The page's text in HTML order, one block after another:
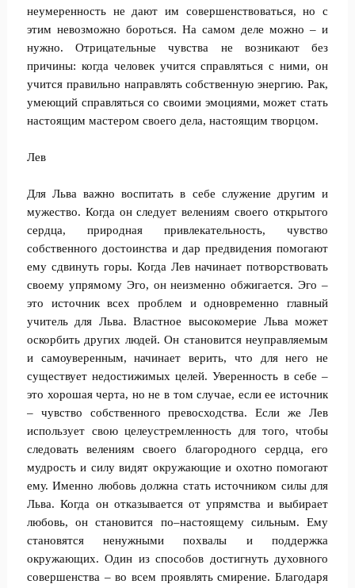
неумеренность не дают им совершенствоваться, но с
этим невозможно бороться. На самом деле можно – и
нужно. Отрицательные чувства не возникают без
причины: когда человек учится справляться с ними, он
учится правильно направлять собственную энергию. Рак,
умеющий справляться со своими эмоциями, может стать
настоящим мастером своего дела, настоящим творцом.
Лев
Для Льва важно воспитать в себе служение другим и
мужество. Когда он следует велениям своего открытого
сердца, природная привлекательность, чувство
собственного достоинства и дар предвидения помогают
ему сдвинуть горы. Когда Лев начинает потворствовать
своему упрямому Эго, он неизменно обжигается. Эго –
это источник всех проблем и одновременно главный
учитель для Льва. Властное высокомерие Льва может
оскорбить других людей. Он становится неуправляемым
и самоуверенным, начинает верить, что для него не
существует недостижимых целей. Уверенность в себе –
это хорошая черта, но не в том случае, если ее источник
– чувство собственного превосходства. Если же Лев
использует свою целеустремленность для того, чтобы
следовать велениям своего благородного сердца, его
мудрость и силу видят окружающие и охотно помогают
ему. Именно любовь должна стать источником силы для
Льва. Когда он отказывается от упрямства и выбирает
любовь, он становится по–настоящему сильным. Ему
становятся ненужными похвалы и поддержка
окружающих. Один из способов достигнуть духовного
совершенства – во всем проявлять смирение. Благодаря